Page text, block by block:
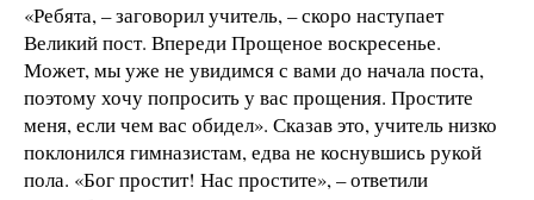
«Ребята, – заговорил учитель, – скоро наступает
Великий пост. Впереди Прощеное воскресенье.
Может, мы уже не увидимся с вами до начала поста,
поэтому хочу попросить у вас прощения. Простите
меня, если чем вас обидел». Сказав это, учитель низко
поклонился гимназистам, едва не коснувшись рукой
пола. «Бог простит! Нас простите», – ответили